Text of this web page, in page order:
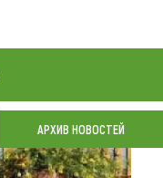
АРХИВ НОВОСТЕЙ